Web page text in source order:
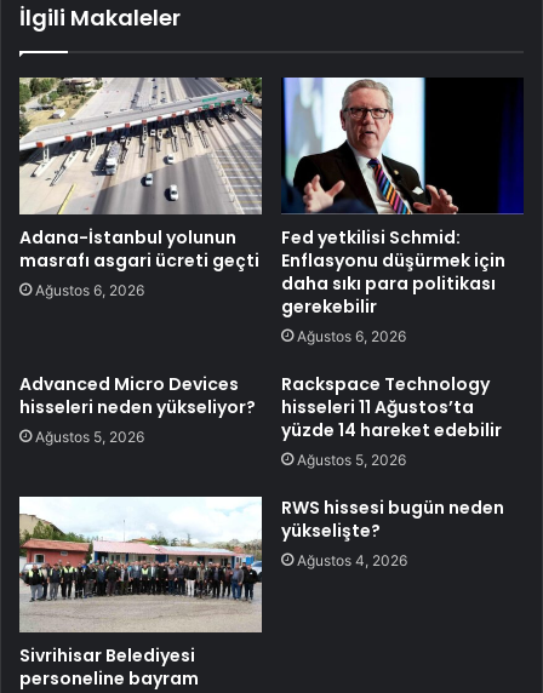
İlgili Makaleler
Adana-İstanbul yolunun
masrafı asgari ücreti geçti
Ağustos 6, 2026
Fed yetkilisi Schmid:
Enflasyonu düşürmek için
daha sıkı para politikası
gerekebilir
Ağustos 6, 2026
Advanced Micro Devices
hisseleri neden yükseliyor?
Ağustos 5, 2026
Rackspace Technology
hisseleri 11 Ağustos’ta
yüzde 14 hareket edebilir
Ağustos 5, 2026
Sivrihisar Belediyesi
personeline bayram
RWS hissesi bugün neden
yükselişte?
Ağustos 4, 2026